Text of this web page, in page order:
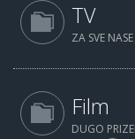
TV
ZA SVE
Film
DUGO